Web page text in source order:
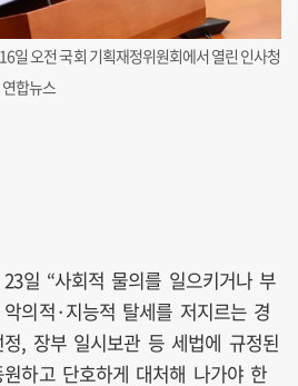
일 오전 국회 기획재정위원회에서 열린 인사청
합뉴스
일 “사회적 물의를 일으키거나 부
의적·지능적 탈세를 저지르는 경
, 장부 일시보관 등 세법에 규정된
하고 단호하게 대처해 나가야 한